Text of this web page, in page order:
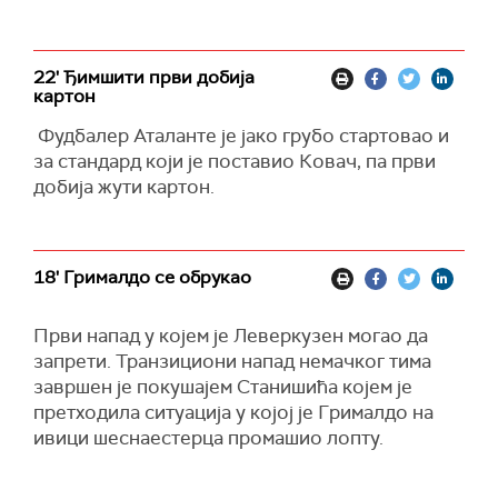
22' Ђимшити први добија
картон
Фудбалер Аталанте је јако грубо стартовао и
за стандард који је поставио Ковач, па први
добија жути картон.
18' Грималдо се обрукао
Први напад у којем је Леверкузен могао да
запрети. Транзициони напад немачког тима
завршен је покушајем Станишића којем је
претходила ситуација у којој је Грималдо на
ивици шеснаестерца промашио лопту.